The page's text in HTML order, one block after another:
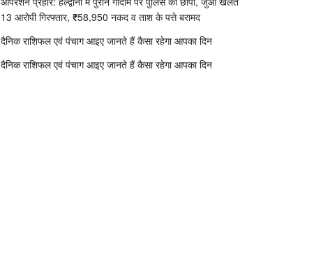
13 आरोपी गिरफ्तार, ₹58,950 नकद व ताश के पत्ते बरामद
दैनिक राशिफल एवं पंचाग आइए जानते हैं कैसा रहेगा आपका दिन
दैनिक राशिफल एवं पंचाग आइए जानते हैं कैसा रहेगा आपका दिन